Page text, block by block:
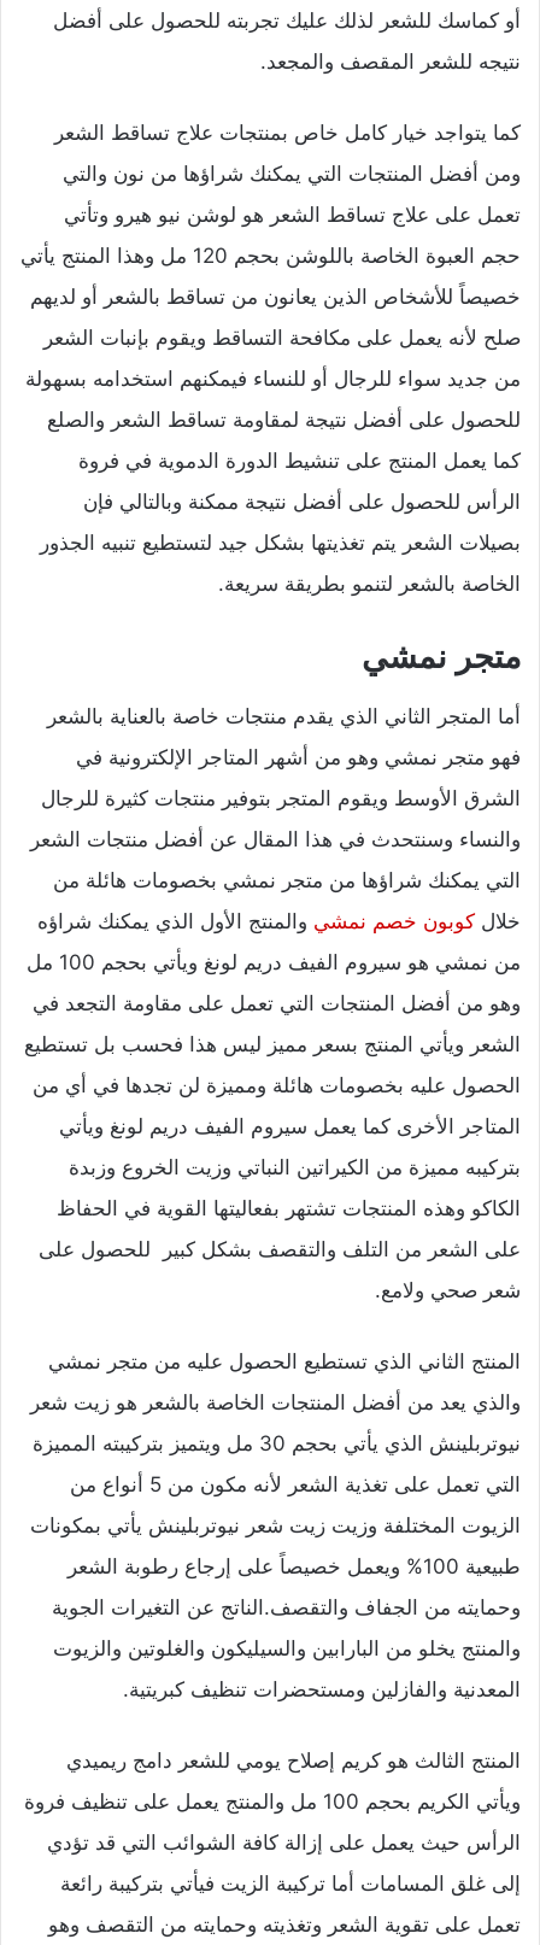
أو كماسك للشعر لذلك عليك تجربته للحصول على أفضل
نتيجه للشعر المقصف والمجعد.
كما يتواجد خيار كامل خاص بمنتجات علاج تساقط الشعر
ومن أفضل المنتجات التي يمكنك شراؤها من نون والتي
تعمل على علاج تساقط الشعر هو لوشن نيو هيرو وتأتي
حجم العبوة الخاصة باللوشن بحجم 120 مل وهذا المنتج يأتي
خصيصاً للأشخاص الذين يعانون من تساقط بالشعر أو لديهم
صلح لأنه يعمل على مكافحة التساقط ويقوم بإنبات الشعر
من جديد سواء للرجال أو للنساء فيمكنهم استخدامه بسهولة
للحصول على أفضل نتيجة لمقاومة تساقط الشعر والصلع
كما يعمل المنتج على تنشيط الدورة الدموية في فروة
الرأس للحصول على أفضل نتيجة ممكنة وبالتالي فإن
بصيلات الشعر يتم تغذيتها بشكل جيد لتستطيع تنبيه الجذور
الخاصة بالشعر لتنمو بطريقة سريعة.
متجر نمشي
أما المتجر الثاني الذي يقدم منتجات خاصة بالعناية بالشعر
فهو متجر نمشي وهو من أشهر المتاجر الإلكترونية في
الشرق الأوسط ويقوم المتجر بتوفير منتجات كثيرة للرجال
والنساء وسنتحدث في هذا المقال عن أفضل منتجات الشعر
التي يمكنك شراؤها من متجر نمشي بخصومات هائلة من
خلال كوبون خصم نمشي والمنتج الأول الذي يمكنك شراؤه
من نمشي هو سيروم الفيف دريم لونغ ويأتي بحجم 100 مل
وهو من أفضل المنتجات التي تعمل على مقاومة التجعد في
الشعر ويأتي المنتج بسعر مميز ليس هذا فحسب بل تستطيع
الحصول عليه بخصومات هائلة ومميزة لن تجدها في أي من
المتاجر الأخرى كما يعمل سيروم الفيف دريم لونغ ويأتي
بتركيبه مميزة من الكيراتين النباتي وزيت الخروع وزبدة
الكاكو وهذه المنتجات تشتهر بفعاليتها القوية في الحفاظ
على الشعر من التلف والتقصف بشكل كبير للحصول على
شعر صحي ولامع.
المنتج الثاني الذي تستطيع الحصول عليه من متجر نمشي
والذي يعد من أفضل المنتجات الخاصة بالشعر هو زيت شعر
نيوتربلينش الذي يأتي بحجم 30 مل ويتميز بتركيبته المميزة
التي تعمل على تغذية الشعر لأنه مكون من 5 أنواع من
الزيوت المختلفة وزيت زيت شعر نيوتربلينش يأتي بمكونات
طبيعية 100% ويعمل خصيصاً على إرجاع رطوبة الشعر
وحمايته من الجفاف والتقصف.الناتج عن التغيرات الجوية
والمنتج يخلو من البارابين والسيليكون والغلوتين والزيوت
المعدنية والفازلين ومستحضرات تنظيف كبريتية.
المنتج الثالث هو كريم إصلاح يومي للشعر دامج ريميدي
ويأتي الكريم بحجم 100 مل والمنتج يعمل على تنظيف فروة
الرأس حيث يعمل على إزالة كافة الشوائب التي قد تؤدي
إلى غلق المسامات أما تركيبة الزيت فيأتي بتركيبة رائعة
تعمل على تقوية الشعر وتغذيته وحمايته من التقصف وهو